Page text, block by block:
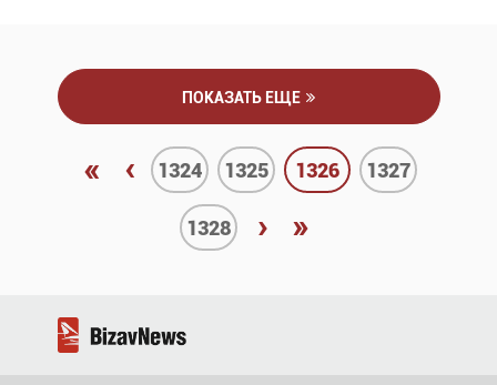
ПОКАЗАТЬ ЕЩЕ
« ‹ 1324 1325 1326 1327
1328 › »